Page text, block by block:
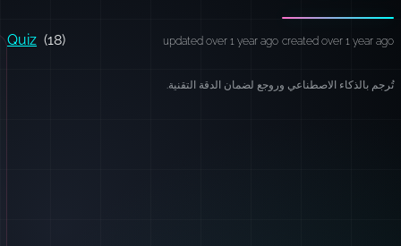
created over 1 year ago
updated over 1 year ago
Quiz (18)
تُرجم بالذكاء الاصطناعي وروجع لضمان الدقة التقنية.